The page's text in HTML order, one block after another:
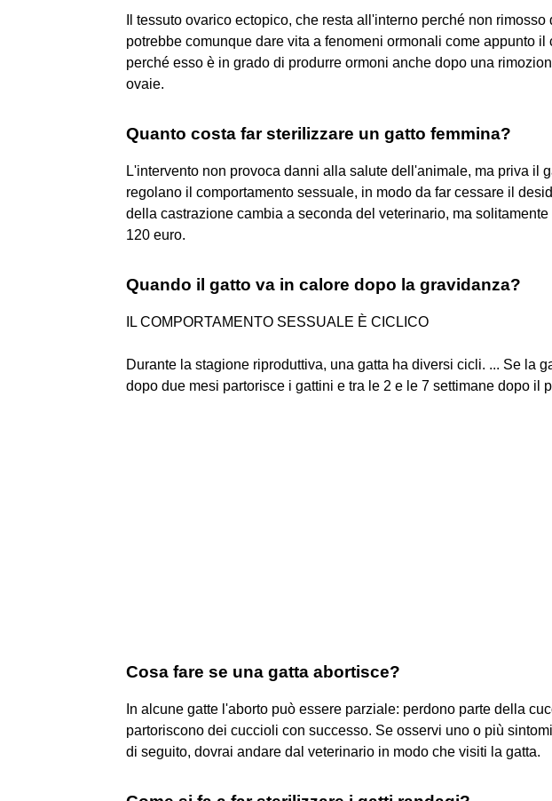
Il tessuto ovarico ectopico, che resta all'interno perché non
potrebbe comunque dare vita a fenomeni ormonali come appunto il
perché esso è in grado di produrre ormoni anche dopo una
ovaie.
Quanto costa far sterilizzare un gatto femmina?
L'intervento non provoca danni alla salute dell'animale, ma priva il
regolano il comportamento sessuale, in modo da far cessare il
della castrazione cambia a seconda del veterinario, ma
120 euro.
Quando il gatto va in calore dopo la gravidanza?
IL COMPORTAMENTO SESSUALE È CICLICO
Durante la stagione riproduttiva, una gatta ha diversi cicli. ... Se la
dopo due mesi partorisce i gattini e tra le 2 e le 7 settimane dopo il
Cosa fare se una gatta abortisce?
In alcune gatte l'aborto può essere parziale: perdono parte della
partoriscono dei cuccioli con successo. Se osservi uno o più
di seguito, dovrai andare dal veterinario in modo che visiti la gatta.